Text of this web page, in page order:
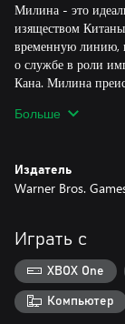
Милина - это
изяществом
временную линию,
о службе в роли
Кана. Милина
Рейн
будущее. Его
продвижение по
является
законное место в
Больше
Издатель
Warner Bros.
Играть с
XBOX One
Компьютер